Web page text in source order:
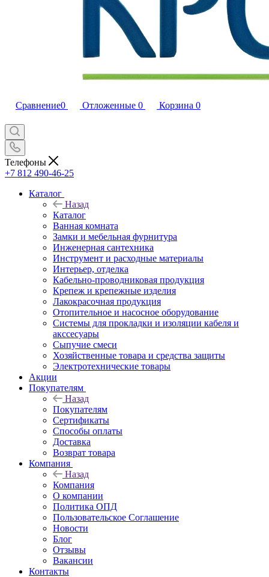
Сравнение0 Отложенные 0 Корзина 0
Телефоны
+7 812 490-46-25
Каталог
Назад
Каталог
Ванная комната
Замки и мебельная фурнитура
Инженерная сантехника
Инструмент и расходные материалы
Интерьер, отделка
Кабельно-проводниковая продукция
Крепеж и крепежные изделия
Лакокрасочная продукция
Отопительное и насосное оборудование
Системы для прокладки и изоляции кабеля и
акссесуары
Сыпучие смеси
Хозяйственные товара и средства защиты
Электротехнические товары
Акции
Покупателям
Назад
Покупателям
Сертификаты
Способы оплаты
Доставка
Возврат товара
Компания
Назад
Компания
О компании
Политика ОПД
Пользовательское Соглашение
Новости
Блог
Отзывы
Вакансии
Контакты